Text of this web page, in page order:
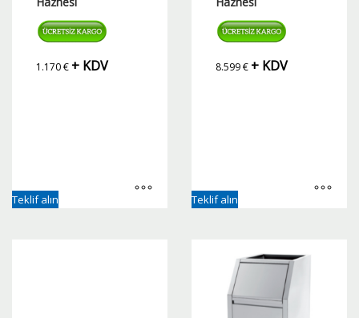
1.170€ + KDV
Teklif alın
8.599€ + KDV
Teklif alın